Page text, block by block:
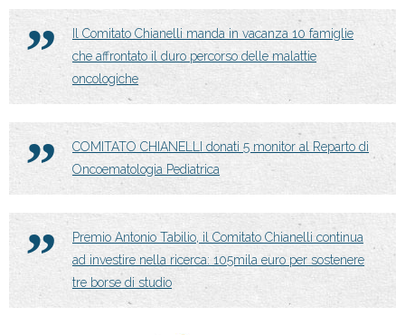
Il Comitato Chianelli manda in vacanza 10 famiglie
che affrontato il duro percorso delle malattie
oncologiche
COMITATO CHIANELLI donati 5 monitor al Reparto di
Oncoematologia Pediatrica
Premio Antonio Tabilio, il Comitato Chianelli continua
ad investire nella ricerca: 105mila euro per sostenere
tre borse di studio